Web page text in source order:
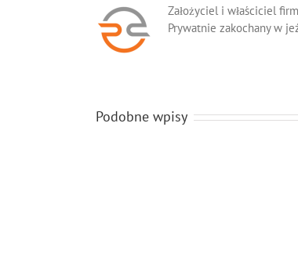
Założyciel i właściciel
Prywatnie zakochany w
Podobne wpisy